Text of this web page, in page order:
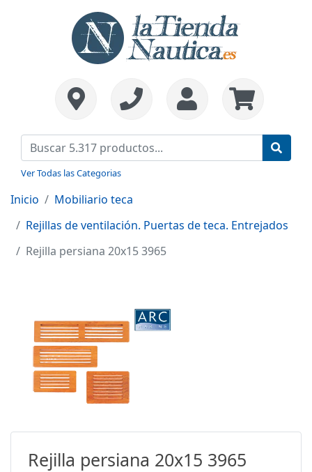
Ver Todas las Categorias
Inicio
Mobiliario teca
Rejillas de ventilación. Puertas de teca. Entrejados
Rejilla persiana 20x15 3965
Rejilla persiana 20x15 3965